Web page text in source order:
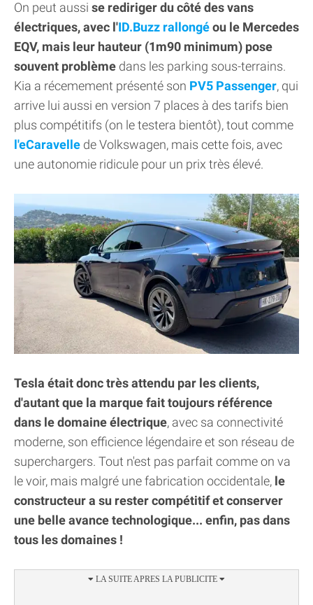
On peut aussi se rediriger du côté des vans
électriques, avec l'ID.Buzz rallongéou le Mercedes
EQV, mais leur hauteur (1m90 minimum) pose
souvent problème dans les parking sous-terrains.
Kia a récemement présenté son PV5 Passenger, qui
arrive lui aussi en version 7 places à des tarifs bien
plus compétitifs (on le testera bientôt), tout comme
l'eCaravelle de Volkswagen, mais cette fois, avec
une autonomie ridicule pour un prix très élevé.
Tesla était donc très attendu par les clients,
d'autant que la marque fait toujours référence
dans le domaine électrique, avec sa connectivité
moderne, son efficience légendaire et son réseau de
superchargers. Tout n'est pas parfait comme on va
le voir, mais malgré une fabrication occidentale, le
constructeur a su rester compétitif et conserver
une belle avance technologique... enfin, pas dans
tous les domaines !